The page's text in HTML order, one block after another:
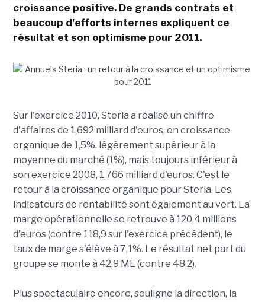
croissance positive. De grands contrats et
beaucoup d'efforts internes expliquent ce
résultat et son optimisme pour 2011.
Sur l'exercice 2010, Steria a réalisé un chiffre
d'affaires de 1,692 milliard d'euros, en croissance
organique de 1,5%, légèrement supérieur à la
moyenne du marché (1%), mais toujours inférieur à
son exercice 2008, 1,766 milliard d'euros. C'est le
retour à la croissance organique pour Steria. Les
indicateurs de rentabilité sont également au vert. La
marge opérationnelle se retrouve à 120,4 millions
d'euros (contre 118,9 sur l'exercice précédent), le
taux de marge s'élève à 7,1%. Le résultat net part du
groupe se monte à 42,9 ME (contre 48,2).
Plus spectaculaire encore, souligne la direction, la